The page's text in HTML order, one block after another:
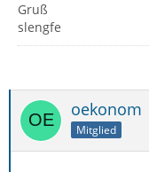
Gruß
slengfe
oekonom
Mitglied